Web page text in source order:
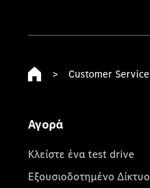
> Customer Service
Αγορά
Κλείστε ένα test drive
Εξουσιοδοτημένο Δίκτυο